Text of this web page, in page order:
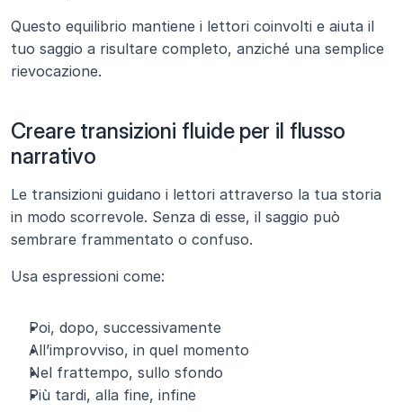
Questo equilibrio mantiene i lettori coinvolti e aiuta il
tuo saggio a risultare completo, anziché una semplice
rievocazione.
Creare transizioni fluide per il flusso
narrativo
Le transizioni guidano i lettori attraverso la tua storia
in modo scorrevole. Senza di esse, il saggio può
sembrare frammentato o confuso.
Usa espressioni come:
Poi, dopo, successivamente
All’improvviso, in quel momento
Nel frattempo, sullo sfondo
Più tardi, alla fine, infine